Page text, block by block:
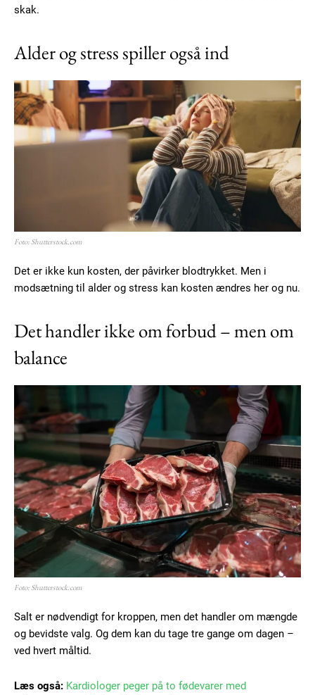
YEARLY PRICING MONTHLY PRICING
skak.
Alder og stress spiller også ind
Foto: Shutterstock.com
Det er ikke kun kosten, der påvirker blodtrykket. Men i
modsætning til alder og stress kan kosten ændres her og nu.
Det handler ikke om forbud – men om
balance
Foto: Shutterstock.com
Salt er nødvendigt for kroppen, men det handler om mængde
og bevidste valg. Og dem kan du tage tre gange om dagen –
ved hvert måltid.
Læs også: Kardiologer peger på to fødevarer med